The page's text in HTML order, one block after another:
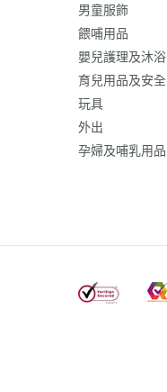
男童服飾
餵哺用品
嬰兒護理及沐浴
育兒用品及安全
玩具
外出
孕婦及哺乳用品